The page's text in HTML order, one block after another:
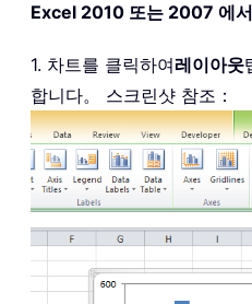
Excel 2010 또는 2007 에서
1. 차트를 클릭하여레이아웃
합니다。 스크린샷 참조：